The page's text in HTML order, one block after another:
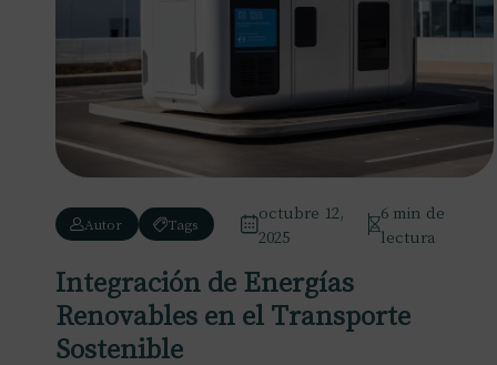
Autor Tags
octubre 12,
2025
6 min de
lectura
Integración de Energías
Renovables en el Transporte
Sostenible